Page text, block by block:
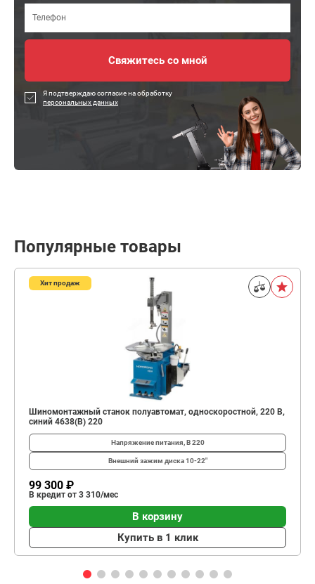
Я подтверждаю согласие на обработку
персональных данных
Популярные товары
Хит продаж
Шиномонтажный станок полуавтомат, односкоростной, 220 В,
синий 4638(B) 220
Напряжение питания, В220
Внешний зажим диска10-22"
99 300 ₽
В кредит от 3 310/мес
В корзину
Купить в 1 клик